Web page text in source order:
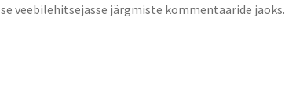
veebilehitsejasse järgmiste kommentaaride jaoks.